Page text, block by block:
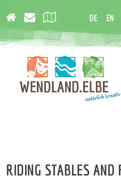
DE EN
RIDING STABLES AND